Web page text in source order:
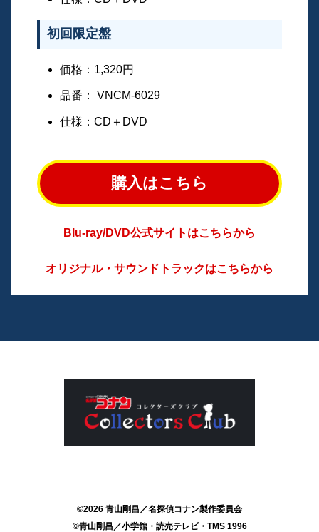
初回限定盤
価格：1,320円
品番： VNCM-6029
仕様：CD＋DVD
購入はこちら
Blu-ray/DVD公式サイトはこちらから
オリジナル・サウンドトラックはこちらから
©2026 青山剛昌／名探偵コナン製作委員会
©青山剛昌／小学館・読売テレビ・TMS 1996